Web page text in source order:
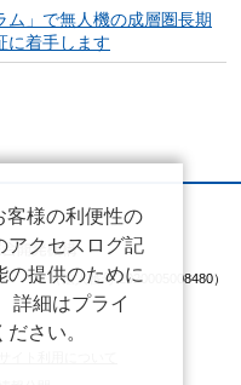
ム」で無人機の成層圏長期
に着手します
（法人番号 2020005008480）
客様の利便性の
アクセスログ記
の提供のために
詳細はプライ
さい。